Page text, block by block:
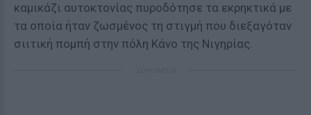
καμικάζι αυτοκτονίας πυροδότησε τα εκρηκτικά με
τα οποία ήταν ζωσμένος τη στιγμή που διεξαγόταν
σιιτική πομπή στην πόλη Κάνο της Νιγηρίας.